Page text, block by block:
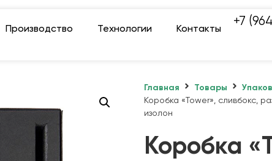
Производство Технологии Контакты
+7
Главная Товары
Коробка «Tower», сливбокс,
изолон
Коробка